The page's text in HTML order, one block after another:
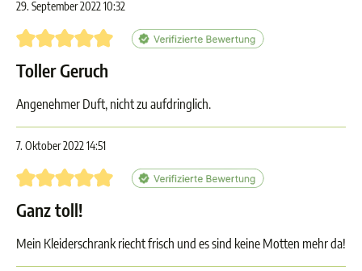
29. September 2022 10:32
Bewertung mit 5 von 5 Sternen
Toller Geruch
Angenehmer Duft, nicht zu aufdringlich.
7. Oktober 2022 14:51
Bewertung mit 5 von 5 Sternen
Ganz toll!
Mein Kleiderschrank riecht frisch und es sind keine Motten mehr da!